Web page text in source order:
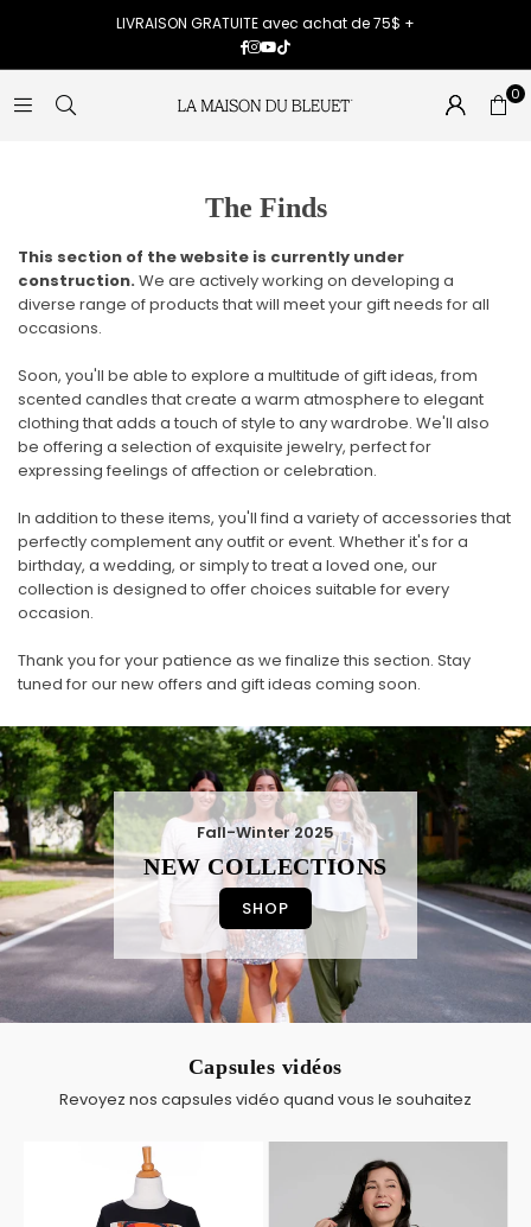
LIVRAISON GRATUITE avec achat de 75$ +
Facebook
Instagram
YouTube
TikTok
0
The Finds
This section of the website is currently under
construction.We are actively working on developing a
diverse range of products that will meet your gift needs for all
occasions.
Soon, you'll be able to explore a multitude of gift ideas, from
scented candles that create a warm atmosphere to elegant
clothing that adds a touch of style to any wardrobe. We'll also
be offering a selection of exquisite jewelry, perfect for
expressing feelings of affection or celebration.
In addition to these items, you'll find a variety of accessories that
perfectly complement any outfit or event. Whether it's for a
birthday, a wedding, or simply to treat a loved one, our
collection is designed to offer choices suitable for every
occasion.
Thank you for your patience as we finalize this section. Stay
tuned for our new offers and gift ideas coming soon.
Fall-Winter 2025
NEW COLLECTIONS
SHOP
Capsules vidéos
Revoyez nos capsules vidéo quand vous le souhaitez